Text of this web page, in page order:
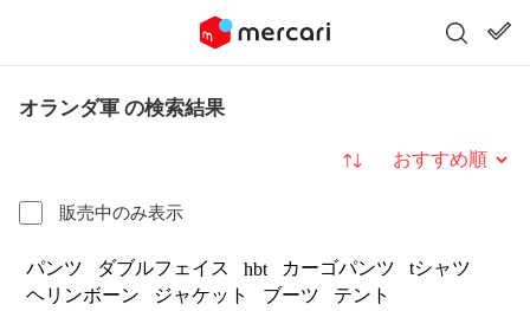
オランダ軍 の検索結果
販売中のみ表示
並び替え
パンツ ダブルフェイス hbt カーゴパンツ
tシャツ
ヘリンボーン
ジャケット ブーツ
テント